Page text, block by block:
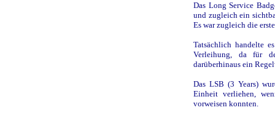
Das Long Service
und zugleich ein
Es war zugleich die
Tatsächlich handelte
Verleihung, da für
darüberhinaus ein
Das LSB (3 Years)
Einheit verliehen,
vorweisen konnten.